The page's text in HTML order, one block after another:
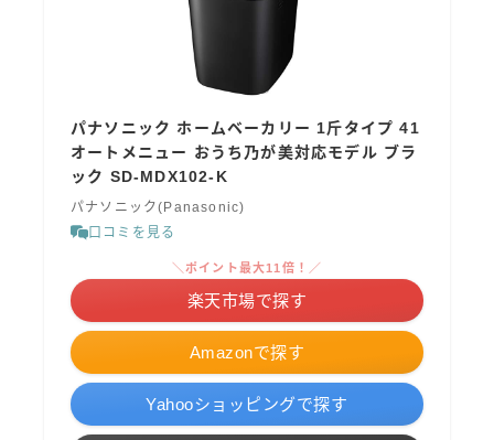
パナソニック ホームベーカリー 1斤タイプ 41
オートメニュー おうち乃が美対応モデル ブラ
ック SD-MDX102-K
パナソニック(Panasonic)
口コミを見る
Amazonで探す
＼ポイント最大11倍！／
楽天市場で探す
Yahooショッピングで探す